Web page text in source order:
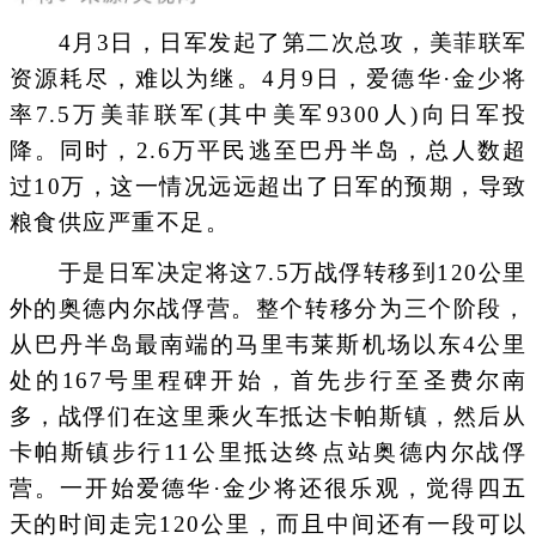
4月3日，日军发起了第二次总攻，美菲联军
资源耗尽，难以为继。4月9日，爱德华·金少将
率7.5万美菲联军(其中美军9300人)向日军投
降。同时，2.6万平民逃至巴丹半岛，总人数超
过10万，这一情况远远超出了日军的预期，导致
粮食供应严重不足。
于是日军决定将这7.5万战俘转移到120公里
外的奥德内尔战俘营。整个转移分为三个阶段，
从巴丹半岛最南端的马里韦莱斯机场以东4公里
处的167号里程碑开始，首先步行至圣费尔南
多，战俘们在这里乘火车抵达卡帕斯镇，然后从
卡帕斯镇步行11公里抵达终点站奥德内尔战俘
营。一开始爱德华·金少将还很乐观，觉得四五
天的时间走完120公里，而且中间还有一段可以